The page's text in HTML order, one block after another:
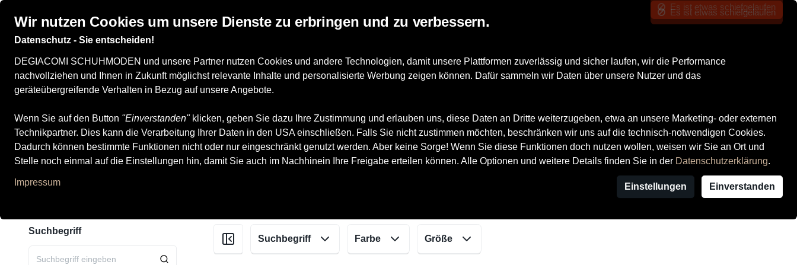
Wir nutzen Cookies um unsere Dienste zu erbringen und zu verbessern.
Datenschutz - Sie entscheiden!
DEGIACOMI SCHUHMODEN und unsere Partner nutzen Cookies und andere Technologien, damit unsere Plattformen zuverlässig und sicher laufen, wir die Performance
nachvollziehen und Ihnen in Zukunft möglichst relevante Inhalte und personalisierte Werbung zeigen können. Dafür sammeln wir Daten über unsere Nutzer und das
geräteübergreifende Verhalten in Bezug auf unsere Angebote.
Wenn Sie auf den Button "Einverstanden"klicken, geben Sie dazu Ihre Zustimmung und erlauben uns, diese Daten an Dritte weiterzugeben, etwa an unsere Marketing- oder externen
Technikpartner. Dies kann die Verarbeitung Ihrer Daten in den USA einschließen. Falls Sie nicht zustimmen möchten, beschränken wir uns auf die technisch-notwendigen Cookies.
Dadurch können bestimmte Funktionen nicht oder nur eingeschränkt genutzt werden. Aber keine Sorge! Wenn Sie diese Funktionen doch nutzen wollen, weisen wir Sie an Ort und
Stelle noch einmal auf die Einstellungen hin, damit Sie auch im Nachhinein Ihre Freigabe erteilen können. Alle Optionen und weitere Details finden Sie in der Datenschutzerklärung.
Impressum Einstellungen Einverstanden
Damenschuhe Herrenschuhe Kinderschuhe Accessoires WIR-Zahlung
Kandahar
Alle Produkte
Suchbegriff
Suchbegriff Farbe Größe